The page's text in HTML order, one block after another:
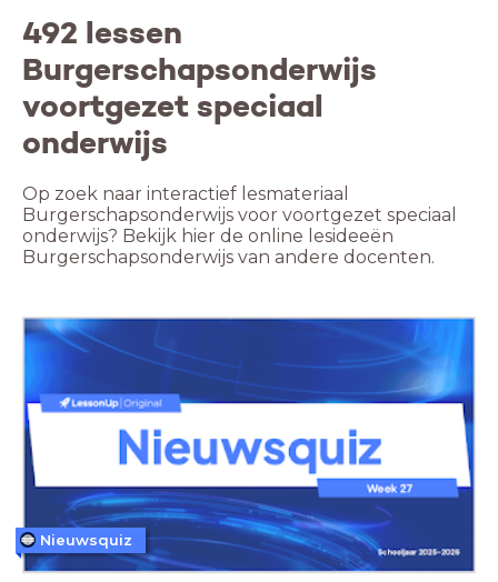
492 lessen
Burgerschapsonderwijs
voortgezet speciaal
onderwijs
Op zoek naar interactief lesmateriaal
Burgerschapsonderwijs voor voortgezet speciaal
onderwijs? Bekijk hier de online lesideeën
Burgerschapsonderwijs van andere docenten.
Nieuwsquiz